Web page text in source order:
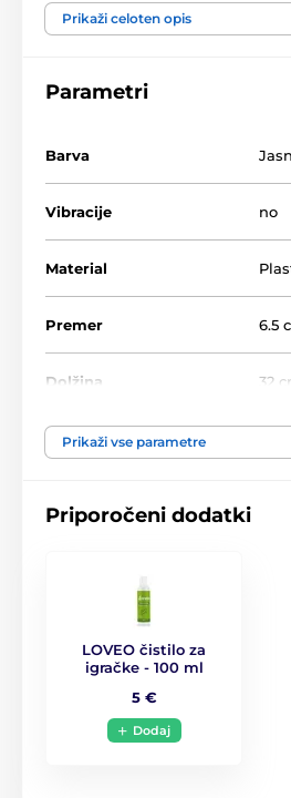
običajnim penisom s premerom
Klasični salonarji
Prikaži celoten opis
Parametri
Barva
Vibracije no
Material
Premer 6.5
Dolžina 32
Prikaži vse parametre
Priporočeni dodatki
LOVEO čistilo za
igračke - 100 ml
5 €
Dodaj